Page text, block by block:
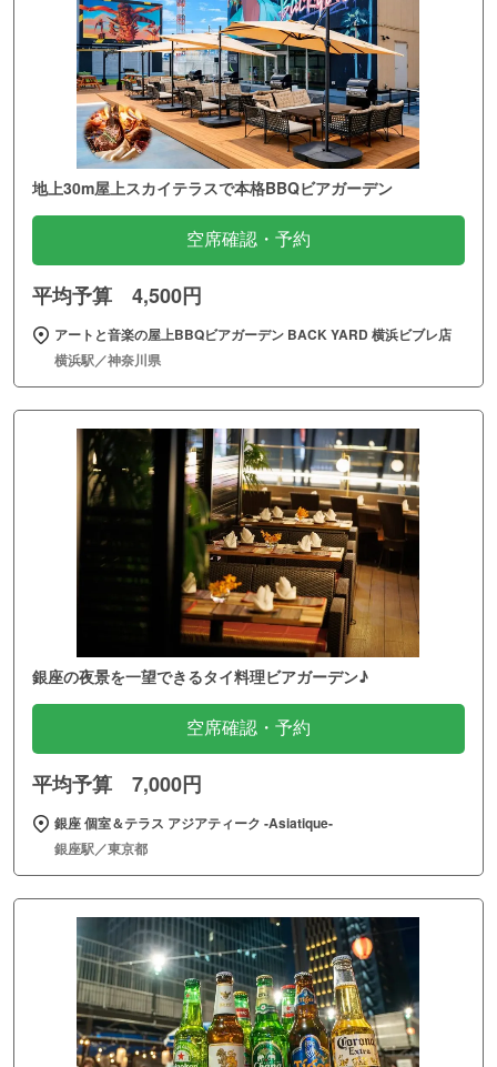
地上30m屋上スカイテラスで本格BBQビアガーデン
空席確認・予約
平均予算 4,500円
アートと音楽の屋上BBQビアガーデン BACK YARD 横浜ビブレ店
横浜駅／神奈川県
銀座の夜景を一望できるタイ料理ビアガーデン♪
空席確認・予約
平均予算 7,000円
銀座 個室＆テラス アジアティーク ‐Asiatique‐
銀座駅／東京都